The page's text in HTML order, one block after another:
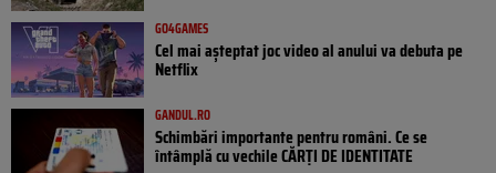
GO4GAMES
Cel mai așteptat joc video al anului va debuta pe
Netflix
GANDUL.RO
Schimbări importante pentru români. Ce se
întâmplă cu vechile CĂRȚI DE IDENTITATE